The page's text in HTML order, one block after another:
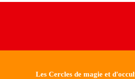
Les Cercles de magie et